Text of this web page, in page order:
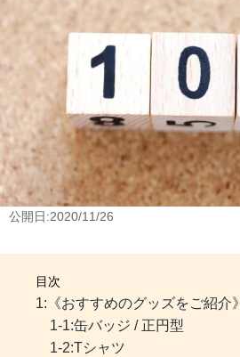
公開日:2020/11/26
目次
1:《おすすめのグッズをご紹介》
1-1:缶バッジ / 正円型
1-2:Tシャツ